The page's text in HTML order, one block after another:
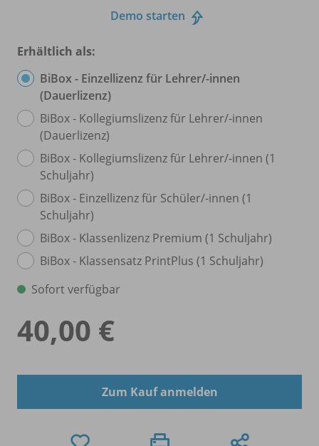
Demo starten
Erhältlich als:
BiBox - Einzellizenz für Lehrer/-innen
(Dauerlizenz)
BiBox - Kollegiumslizenz für Lehrer/-innen
(Dauerlizenz)
BiBox - Kollegiumslizenz für Lehrer/-innen (1
Schuljahr)
BiBox - Einzellizenz für Schüler/-innen (1
Schuljahr)
BiBox - Klassenlizenz Premium (1 Schuljahr)
BiBox - Klassensatz PrintPlus (1 Schuljahr)
Sofort verfügbar
40,00 €
Zum Kauf anmelden